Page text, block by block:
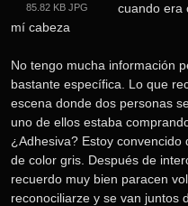
85.82 KB JPG
cuando era
mí cabeza
No tengo mucha información
bastante específica. Lo que
escena donde dos personas
uno de ellos estaba
¿Adhesiva? Estoy
de color gris. Después de
recuerdo muy bien paracen
reconociliarze y se van juntos